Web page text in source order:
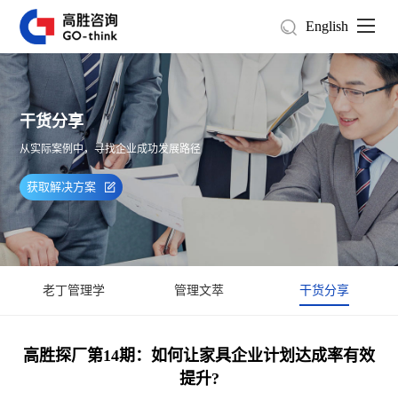
English
干货分享
从实际案例中，寻找企业成功发展路径
获取解决方案
老丁管理学 管理文萃 干货分享
高胜探厂第14期：如何让家具企业计划达成率有效
提升?